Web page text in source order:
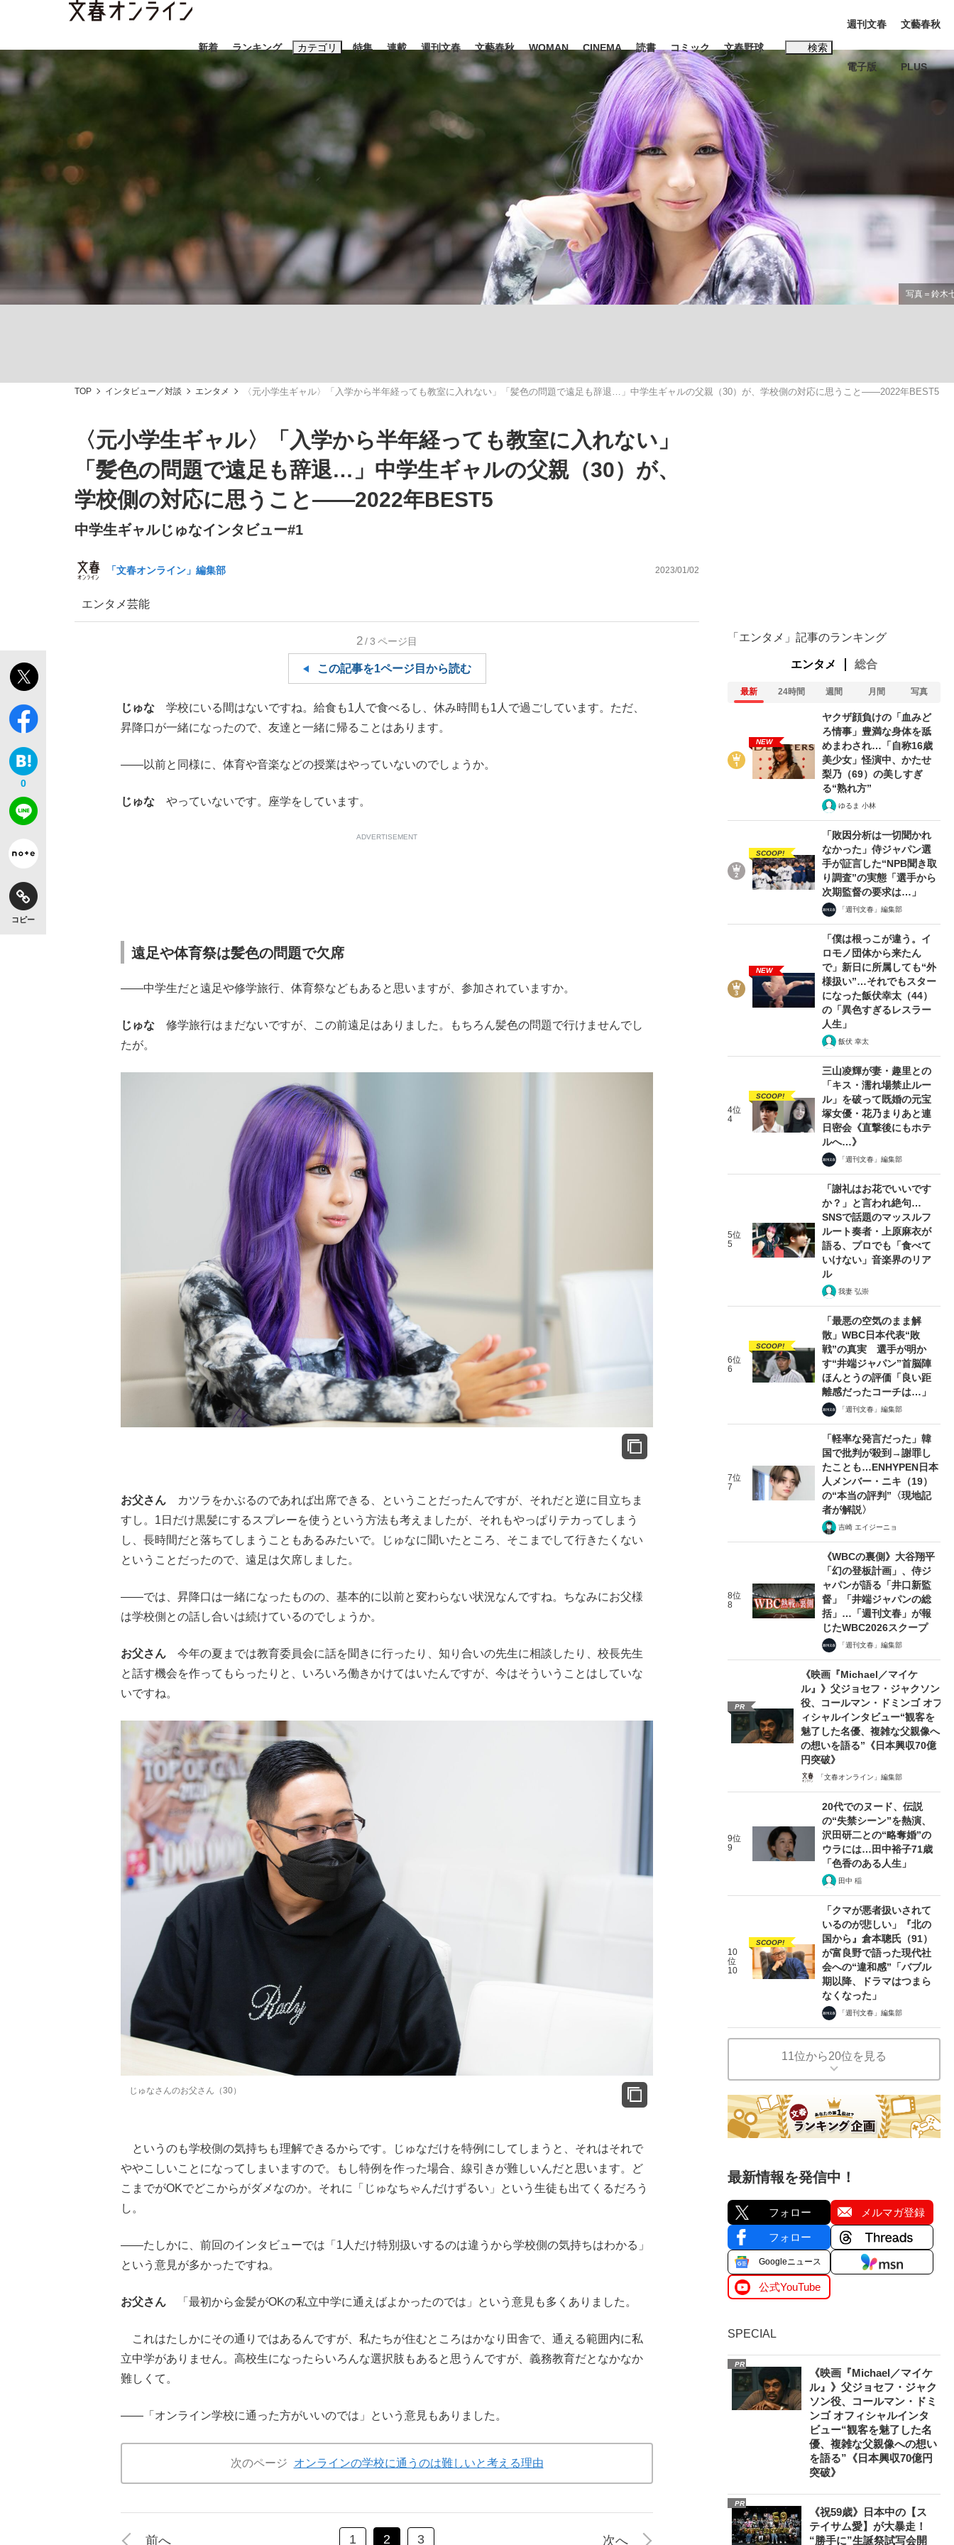
新着 ランキング カテゴリ
スクープ ライフ インタビュー 読書
「90%は失敗する。でも…」本田圭佑が初めて明かした日本代表監督に... 「最悪の空気のまま解散」WBC日本代表“敗戦”の真実 選手が明かす...
「敗因分析は一切聞かれなかった」侍ジャパン選手が証言した“NPB聞... 「クマが悪者扱いされているのが悲しい」『北の国から』倉本聰氏（91...
「目標達成できなかったからと言って…」サッカー日本代表・森保一監督...
もっと見る
特集
終戦から81年
観る将棋、読む将棋
キングの誕生を、目撃せよ。
連載 週刊文春 文藝春秋 WOMAN CINEMA 読書 コミック 文春野球 検索
キーワード入力
おすすめのキーワードタグ一覧
#藤田晋 #三山凌輝 #高市早苗 #森岡毅 #城彰二 #内田有紀
#松田聖子
週刊文春
電子版
文藝春秋
PLUS
TOP インタビュー／対談 エンタメ 〈元小学生ギャル〉「入学から半年経っても教室に入れない」「髪色の問題で遠足も辞退…」中学生ギャルの父親（30）が、学校側の対応に思うこと――2022年BEST5
〈元小学生ギャル〉「入学から半年経っても教室に入れない」
「髪色の問題で遠足も辞退…」中学生ギャルの父親（30）が、
学校側の対応に思うこと――2022年BEST5
中学生ギャルじゅなインタビュー#1
「文春オンライン」編集部 2023/01/02
エンタメ芸能
0
コピー
2/3 ページ目
この記事を1ページ目から読む
じゅな 学校にいる間はないですね。給食も1人で食べるし、休み時間も1人で過ごしています。ただ、
昇降口が一緒になったので、友達と一緒に帰ることはあります。
――以前と同様に、体育や音楽などの授業はやっていないのでしょうか。
じゅな やっていないです。座学をしています。
ADVERTISEMENT
遠足や体育祭は髪色の問題で欠席
――中学生だと遠足や修学旅行、体育祭などもあると思いますが、参加されていますか。
じゅな 修学旅行はまだないですが、この前遠足はありました。もちろん髪色の問題で行けませんでし
たが。
お父さん カツラをかぶるのであれば出席できる、ということだったんですが、それだと逆に目立ちま
すし。1日だけ黒髪にするスプレーを使うという方法も考えましたが、それもやっぱりテカってしまう
し、長時間だと落ちてしまうこともあるみたいで。じゅなに聞いたところ、そこまでして行きたくない
ということだったので、遠足は欠席しました。
――では、昇降口は一緒になったものの、基本的に以前と変わらない状況なんですね。ちなみにお父様
は学校側との話し合いは続けているのでしょうか。
お父さん 今年の夏までは教育委員会に話を聞きに行ったり、知り合いの先生に相談したり、校長先生
と話す機会を作ってもらったりと、いろいろ働きかけてはいたんですが、今はそういうことはしていな
いですね。
じゅなさんのお父さん（30）
というのも学校側の気持ちも理解できるからです。じゅなだけを特例にしてしまうと、それはそれで
ややこしいことになってしまいますので。もし特例を作った場合、線引きが難しいんだと思います。ど
こまでがOKでどこからがダメなのか。それに「じゅなちゃんだけずるい」という生徒も出てくるだろう
し。
――たしかに、前回のインタビューでは「1人だけ特別扱いするのは違うから学校側の気持ちはわかる」
という意見が多かったですね。
お父さん 「最初から金髪がOKの私立中学に通えばよかったのでは」という意見も多くありました。
これはたしかにその通りではあるんですが、私たちが住むところはかなり田舎で、通える範囲内に私
立中学がありません。高校生になったらいろんな選択肢もあると思うんですが、義務教育だとなかなか
難しくて。
――「オンライン学校に通った方がいいのでは」という意見もありました。
次のページ オンラインの学校に通うのは難しいと考える理由
前へ 1 2 3 次へ
「エンタメ」記事のランキング
エンタメ 総合
最新 24時間 週間 月間 写真
NEW
ヤクザ顔負けの「血みど
ろ情事」豊満な身体を舐
めまわされ…「自称16歳
美少女」怪演中、かたせ
梨乃（69）の美しすぎ
る“熟れ方”
ゆるま 小林
SCOOP!
「敗因分析は一切聞かれ
なかった」侍ジャパン選
手が証言した“NPB聞き取
り調査”の実態「選手から
次期監督の要求は…」
「週刊文春」編集部
NEW
「僕は根っこが違う。イ
ロモノ団体から来たん
で」新日に所属しても“外
様扱い”…それでもスター
になった飯伏幸太（44）
の「異色すぎるレスラー
人生」
飯伏 幸太
4位
4
SCOOP!
三山凌輝が妻・趣里との
「キス・濡れ場禁止ルー
ル」を破って既婚の元宝
塚女優・花乃まりあと連
日密会《直撃後にもホテ
ルへ…》
「週刊文春」編集部
5位
5
「謝礼はお花でいいです
か？」と言われ絶句…
SNSで話題のマッスルフ
ルート奏者・上原麻衣が
語る、プロでも「食べて
いけない」音楽界のリア
ル
我妻 弘崇
6位
6
SCOOP!
「最悪の空気のまま解
散」WBC日本代表“敗
戦”の真実 選手が明か
す“井端ジャパン”首脳陣
ほんとうの評価「良い距
離感だったコーチは…」
「週刊文春」編集部
7位
7
「軽率な発言だった」韓
国で批判が殺到→謝罪し
たことも…ENHYPEN日本
人メンバー・ニキ（19）
の“本当の評判”〈現地記
者が解説〉
吉崎 エイジーニョ
8位
8
《WBCの裏側》大谷翔平
「幻の登板計画」、侍ジ
ャパンが語る「井口新監
督」「井端ジャパンの総
括」…「週刊文春」が報
じたWBC2026スクープ
「週刊文春」編集部
PR
《映画『Michael／マイケ
ル』》父ジョセフ・ジャクソン
役、コールマン・ドミンゴ オフ
ィシャルインタビュー“観客を
魅了した名優、複雑な父親像へ
の想いを語る”《日本興収70億
円突破》
「文春オンライン」編集部
9位
9
20代でのヌード、伝説
の“失禁シーン”を熱演、
沢田研二との“略奪婚”の
ウラには…田中裕子71歳
「色香のある人生」
田中 稲
10
位
10
SCOOP!
「クマが悪者扱いされて
いるのが悲しい」『北の
国から』倉本聰氏（91）
が富良野で語った現代社
会への“違和感”「バブル
期以降、ドラマはつまら
なくなった」
「週刊文春」編集部
11位から20位を見る
最新情報を発信中！
フォロー メルマガ登録
フォロー
Googleニュース
公式YouTube
SPECIAL
PR
《映画『Michael／マイケ
ル』》父ジョセフ・ジャク
ソン役、コールマン・ドミ
ンゴ オフィシャルインタ
ビュー“観客を魅了した名
優、複雑な父親像への想い
を語る”《日本興収70億円
突破》
PR
《祝59歳》日本中の【ス
テイサム愛】が大暴走！
“勝手に”生誕祭試写会開